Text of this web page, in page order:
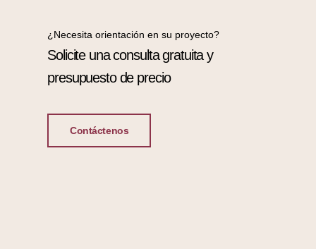
¿Necesita orientación en su proyecto?
Solicite una consulta gratuita y
presupuesto de precio
Contáctenos